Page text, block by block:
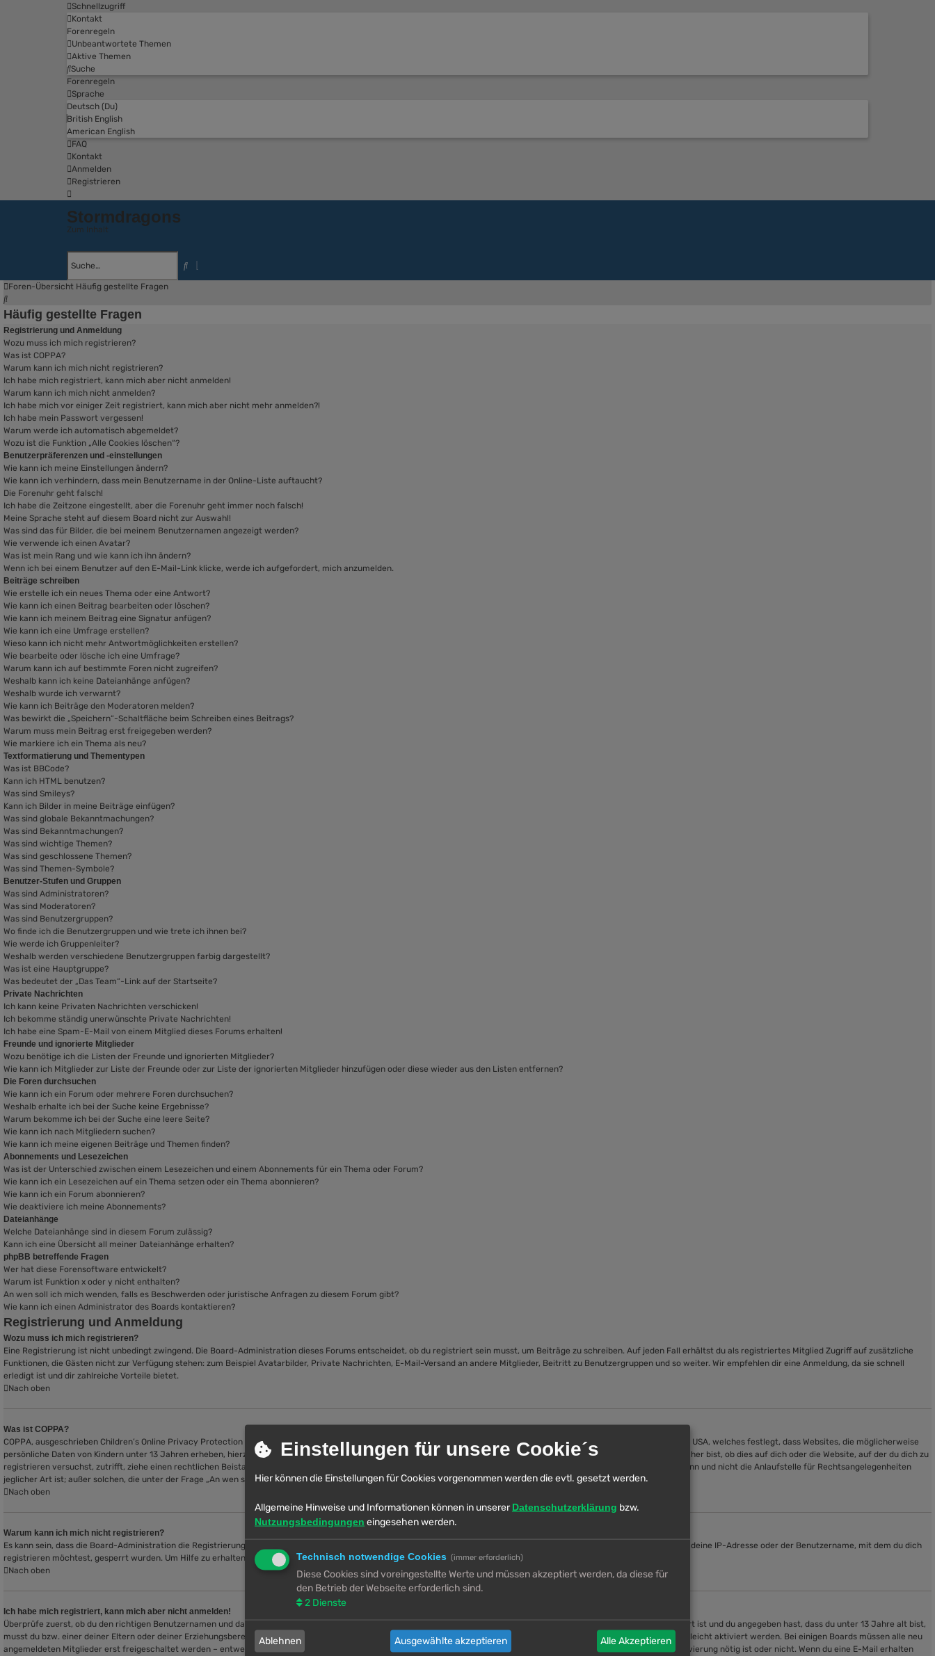
Schnellzugriff
Kontakt
Forenregeln
Unbeantwortete Themen
Aktive Themen
Suche
Forenregeln
Sprache
Deutsch (Du)
British English
American English
FAQ
Kontakt
Anmelden
Registrieren
Stormdragons
Zum Inhalt
SucheSuche
Foren-Übersicht Häufig gestellte Fragen
Suche
Häufig gestellte Fragen
Registrierung und Anmeldung
Wozu muss ich mich registrieren?
Was ist COPPA?
Warum kann ich mich nicht registrieren?
Ich habe mich registriert, kann mich aber nicht anmelden!
Warum kann ich mich nicht anmelden?
Ich habe mich vor einiger Zeit registriert, kann mich aber nicht mehr anmelden?!
Ich habe mein Passwort vergessen!
Warum werde ich automatisch abgemeldet?
Wozu ist die Funktion „Alle Cookies löschen“?
Benutzerpräferenzen und -einstellungen
Wie kann ich meine Einstellungen ändern?
Wie kann ich verhindern, dass mein Benutzername in der Online-Liste auftaucht?
Die Forenuhr geht falsch!
Ich habe die Zeitzone eingestellt, aber die Forenuhr geht immer noch falsch!
Meine Sprache steht auf diesem Board nicht zur Auswahl!
Was sind das für Bilder, die bei meinem Benutzernamen angezeigt werden?
Wie verwende ich einen Avatar?
Was ist mein Rang und wie kann ich ihn ändern?
Wenn ich bei einem Benutzer auf den E-Mail-Link klicke, werde ich aufgefordert, mich anzumelden.
Beiträge schreiben
Wie erstelle ich ein neues Thema oder eine Antwort?
Wie kann ich einen Beitrag bearbeiten oder löschen?
Wie kann ich meinem Beitrag eine Signatur anfügen?
Wie kann ich eine Umfrage erstellen?
Wieso kann ich nicht mehr Antwortmöglichkeiten erstellen?
Wie bearbeite oder lösche ich eine Umfrage?
Warum kann ich auf bestimmte Foren nicht zugreifen?
Weshalb kann ich keine Dateianhänge anfügen?
Weshalb wurde ich verwarnt?
Wie kann ich Beiträge den Moderatoren melden?
Was bewirkt die „Speichern“-Schaltfläche beim Schreiben eines Beitrags?
Warum muss mein Beitrag erst freigegeben werden?
Wie markiere ich ein Thema als neu?
Textformatierung und Thementypen
Was ist BBCode?
Kann ich HTML benutzen?
Was sind Smileys?
Kann ich Bilder in meine Beiträge einfügen?
Was sind globale Bekanntmachungen?
Was sind Bekanntmachungen?
Was sind wichtige Themen?
Was sind geschlossene Themen?
Was sind Themen-Symbole?
Benutzer-Stufen und Gruppen
Was sind Administratoren?
Was sind Moderatoren?
Was sind Benutzergruppen?
Wo finde ich die Benutzergruppen und wie trete ich ihnen bei?
Wie werde ich Gruppenleiter?
Weshalb werden verschiedene Benutzergruppen farbig dargestellt?
Was ist eine Hauptgruppe?
Was bedeutet der „Das Team“-Link auf der Startseite?
Private Nachrichten
Ich kann keine Privaten Nachrichten verschicken!
Ich bekomme ständig unerwünschte Private Nachrichten!
Ich habe eine Spam-E-Mail von einem Mitglied dieses Forums erhalten!
Freunde und ignorierte Mitglieder
Wozu benötige ich die Listen der Freunde und ignorierten Mitglieder?
Wie kann ich Mitglieder zur Liste der Freunde oder zur Liste der ignorierten Mitglieder hinzufügen oder diese wieder aus den Listen entfernen?
Die Foren durchsuchen
Wie kann ich ein Forum oder mehrere Foren durchsuchen?
Weshalb erhalte ich bei der Suche keine Ergebnisse?
Warum bekomme ich bei der Suche eine leere Seite?
Wie kann ich nach Mitgliedern suchen?
Wie kann ich meine eigenen Beiträge und Themen finden?
Abonnements und Lesezeichen
Was ist der Unterschied zwischen einem Lesezeichen und einem Abonnements für ein Thema oder Forum?
Wie kann ich ein Lesezeichen auf ein Thema setzen oder ein Thema abonnieren?
Wie kann ich ein Forum abonnieren?
Wie deaktiviere ich meine Abonnements?
Dateianhänge
Welche Dateianhänge sind in diesem Forum zulässig?
Kann ich eine Übersicht all meiner Dateianhänge erhalten?
phpBB betreffende Fragen
Wer hat diese Forensoftware entwickelt?
Warum ist Funktion x oder y nicht enthalten?
An wen soll ich mich wenden, falls es Beschwerden oder juristische Anfragen zu diesem Forum gibt?
Wie kann ich einen Administrator des Boards kontaktieren?
Registrierung und Anmeldung
Wozu muss ich mich registrieren?
Eine Registrierung ist nicht unbedingt zwingend. Die Board-Administration dieses Forums entscheidet, ob du registriert sein musst, um Beiträge zu schreiben. Auf jeden Fall erhältst du als registriertes Mitglied Zugriff auf zusätzliche
Funktionen, die Gästen nicht zur Verfügung stehen: zum Beispiel Avatarbilder, Private Nachrichten, E-Mail-Versand an andere Mitglieder, Beitritt zu Benutzergruppen und so weiter. Wir empfehlen dir eine Anmeldung, da sie schnell
erledigt ist und dir zahlreiche Vorteile bietet.
Nach oben
Was ist COPPA?
COPPA, ausgeschrieben Children’s Online Privacy Protection Act of 1998 (deutsch: Gesetz zum Schutz der Privatsphäre von Kindern im Internet von 1998) ist ein Gesetz in den USA, welches festlegt, dass Websites, die möglicherweise
persönliche Daten von Kindern unter 13 Jahren erheben, hierzu die Zustimmung der Eltern beziehungsweise des oder der Erziehungsberechtigten benötigen. Wenn du dir unsicher bist, ob dies auf dich oder die Website, auf der du dich zu
registrieren versuchst, zutrifft, ziehe einen rechtlichen Beistand zu Rate. Bitte beachte, dass phpBB Limited und der Besitzer dieses Boards keine Rechtsberatung anbieten kann und nicht die Anlaufstelle für Rechtsangelegenheiten
jeglicher Art ist; außer solchen, die unter der Frage „An wen soll ich mich wenden, falls es Beschwerden oder juristische Anfragen zu diesem Forum gibt?“ behandelt werden.
Nach oben
Warum kann ich mich nicht registrieren?
Es kann sein, dass die Board-Administration die Registrierung komplett ausgeschaltet hat, damit sich keine neuen Benutzer mehr anmelden können. Es könnte auch sein, dass deine IP-Adresse oder der Benutzername, mit dem du dich
registrieren möchtest, gesperrt wurden. Um Hilfe zu erhalten, wende dich an die Board-Administration.
Nach oben
Ich habe mich registriert, kann mich aber nicht anmelden!
Überprüfe zuerst, ob du den richtigen Benutzernamen und das richtige Passwort eingegeben hast. Wenn diese stimmen, dann gibt es zwei Möglichkeiten. Wenn
aktiviert ist und du angegeben hast, dass du unter 13 Jahre alt bist,
musst du bzw. einer deiner Eltern oder deiner Erziehungsberechtigten den Anweisungen folgen, die du erhalten hast. Wenn dies nicht der Fall ist, muss dein Benutzerkonto vielleicht aktiviert werden. Bei einigen Boards müssen alle neu
angemeldeten Mitglieder erst freigeschaltet werden – entweder musst du dies selbst erledigen oder ein Administrator. Bei der Registrierung wurde dir mitgeteilt, ob eine Aktivierung nötig ist oder nicht. Wenn du eine E-Mail erhalten
Einstellungen für unsere Cookie´s
Hier können die Einstellungen für Cookies vorgenommen werden die evtl. gesetzt werden.
Allgemeine Hinweise und Informationen können in unsererDatenschutzerklärung bzw.
Nutzungsbedingungen eingesehen werden.
Technisch notwendige Cookies (immer erforderlich)
Diese Cookies sind voreingestellte Werte und müssen akzeptiert werden, da diese für
den Betrieb der Webseite erforderlich sind.
2 Dienste
Ablehnen Ausgewählte akzeptieren Alle Akzeptieren